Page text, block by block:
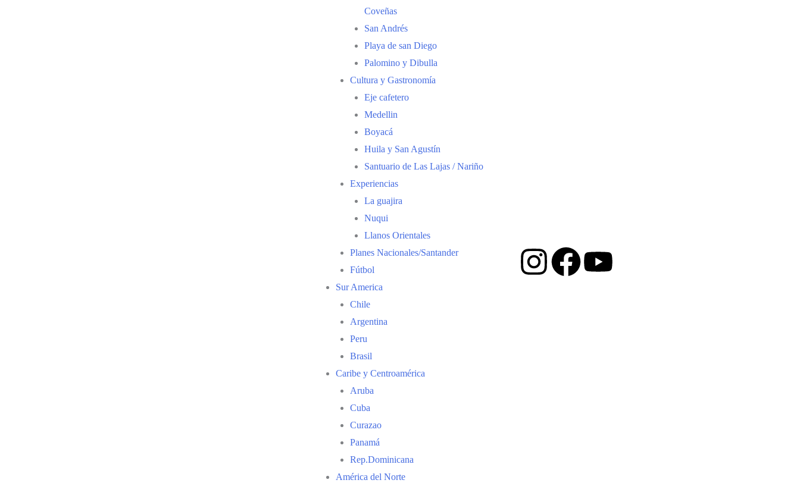
Coveñas
San Andrés
Playa de san Diego
Palomino y Dibulla
Cultura y Gastronomía
Eje cafetero
Medellin
Boyacá
Huila y San Agustín
Santuario de Las Lajas / Nariño
Experiencias
La guajira
Nuqui
Llanos Orientales
Planes Nacionales/Santander
Fútbol
Sur America
Chile
Argentina
Peru
Brasil
Caribe y Centroamérica
Aruba
Cuba
Curazao
Panamá
Rep.Dominicana
América del Norte